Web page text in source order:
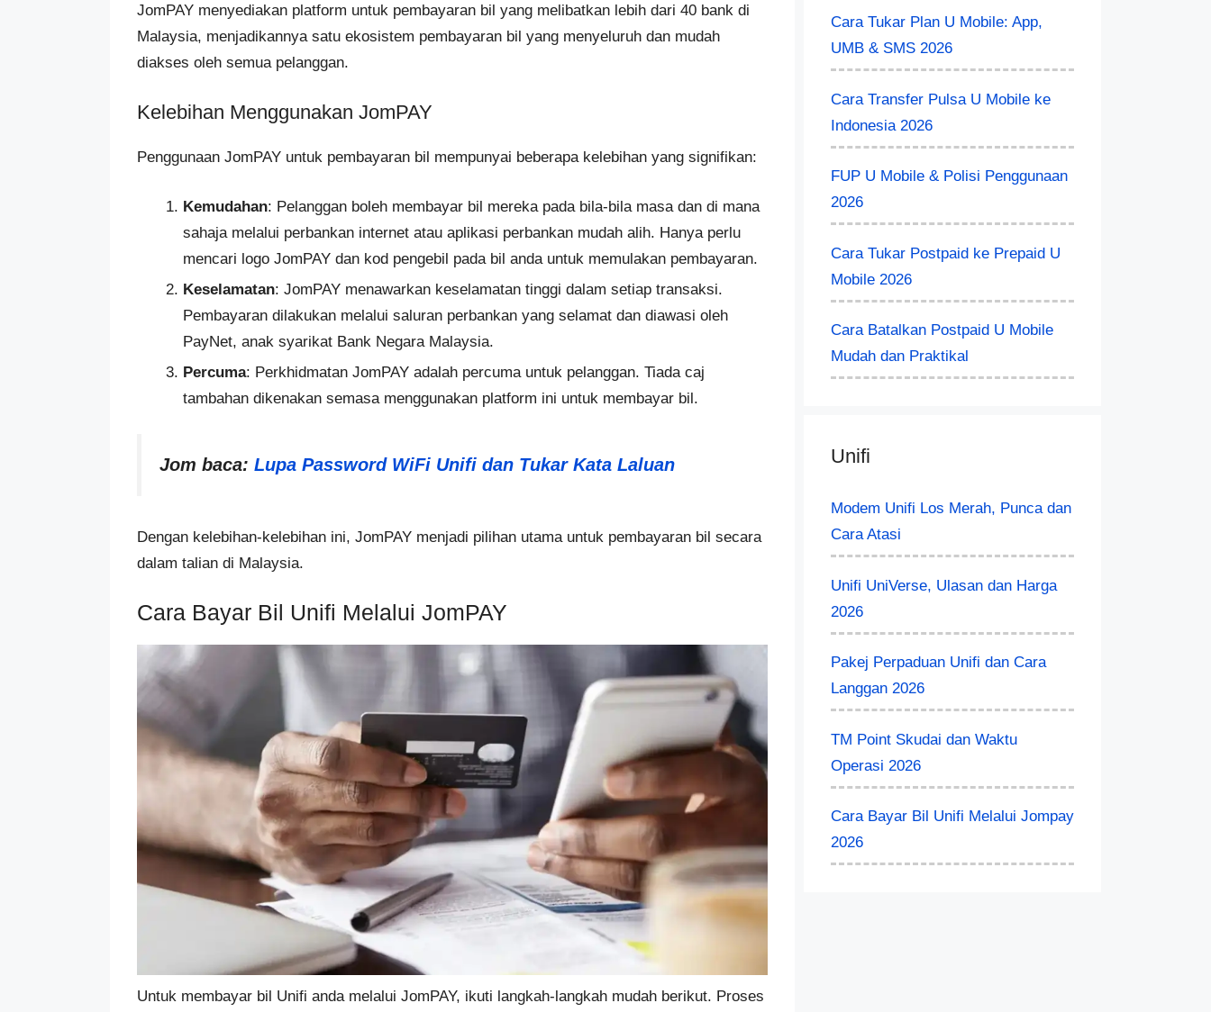
JomPAY menyediakan platform untuk pembayaran bil yang melibatkan lebih dari 40 bank di
Malaysia, menjadikannya satu ekosistem pembayaran bil yang menyeluruh dan mudah
diakses oleh semua pelanggan.
Kelebihan Menggunakan JomPAY
Penggunaan JomPAY untuk pembayaran bil mempunyai beberapa kelebihan yang signifikan:
Kemudahan: Pelanggan boleh membayar bil mereka pada bila-bila masa dan di mana
sahaja melalui perbankan internet atau aplikasi perbankan mudah alih. Hanya perlu
mencari logo JomPAY dan kod pengebil pada bil anda untuk memulakan pembayaran.
Keselamatan: JomPAY menawarkan keselamatan tinggi dalam setiap transaksi.
Pembayaran dilakukan melalui saluran perbankan yang selamat dan diawasi oleh
PayNet, anak syarikat Bank Negara Malaysia.
Percuma: Perkhidmatan JomPAY adalah percuma untuk pelanggan. Tiada caj
tambahan dikenakan semasa menggunakan platform ini untuk membayar bil.
Jom baca: Lupa Password WiFi Unifi dan Tukar Kata Laluan
Dengan kelebihan-kelebihan ini, JomPAY menjadi pilihan utama untuk pembayaran bil secara
dalam talian di Malaysia.
Cara Bayar Bil Unifi Melalui JomPAY
Untuk membayar bil Unifi anda melalui JomPAY, ikuti langkah-langkah mudah berikut. Proses
Cara Tukar Plan U Mobile: App,
UMB & SMS 2026
Cara Transfer Pulsa U Mobile ke
Indonesia 2026
FUP U Mobile & Polisi Penggunaan
2026
Cara Tukar Postpaid ke Prepaid U
Mobile 2026
Cara Batalkan Postpaid U Mobile
Mudah dan Praktikal
Unifi
Modem Unifi Los Merah, Punca dan
Cara Atasi
Unifi UniVerse, Ulasan dan Harga
2026
Pakej Perpaduan Unifi dan Cara
Langgan 2026
TM Point Skudai dan Waktu
Operasi 2026
Cara Bayar Bil Unifi Melalui Jompay
2026